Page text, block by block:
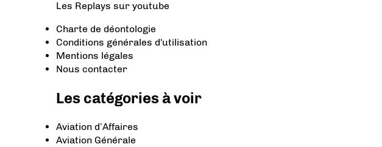
Les Replays sur youtube
Charte de déontologie
Conditions générales d'utilisation
Mentions légales
Nous contacter
Les catégories à voir
Aviation d’Affaires
Aviation Générale